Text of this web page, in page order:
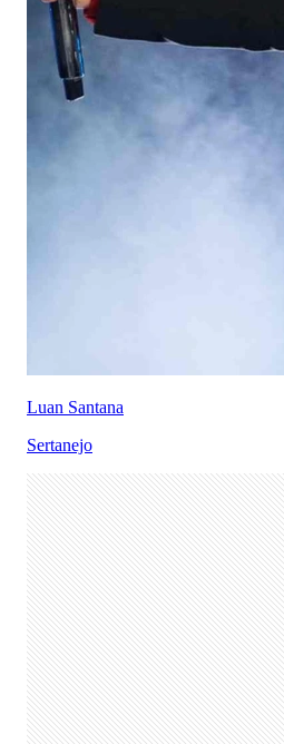
Luan Santana
Sertanejo